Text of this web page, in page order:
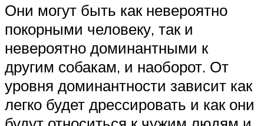
Они могут быть как невероятно
покорными человеку, так и
невероятно доминантными к
другим собакам, и наоборот. От
уровня доминантности зависит как
легко будет дрессировать и как они